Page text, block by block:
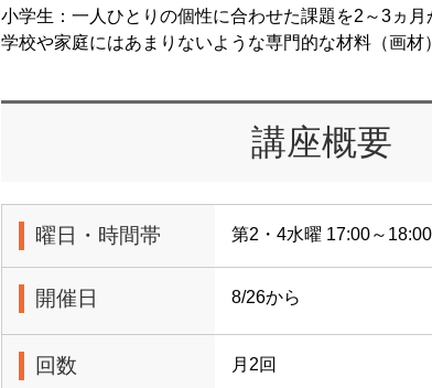
小学生：一人ひとりの個性に合わせた課題を2～3ヵ月
学校や家庭にはあまりないような専門的な材料（画材
講座概要
曜日・時間帯 第2・4水曜 17:00～18:00
開催日 8/26から
回数 月2回